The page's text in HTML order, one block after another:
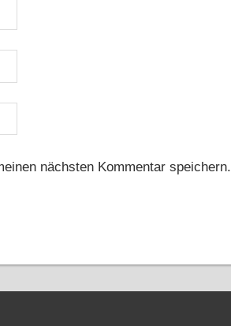
nächsten Kommentar speichern.